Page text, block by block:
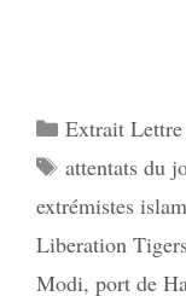
Catégories
Extrait
Étiquettes
attentats du
extrémistes
Liberation
Modi, port de